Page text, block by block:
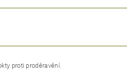
proti proděravění.